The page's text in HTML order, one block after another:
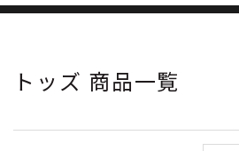
トッズ 商品一覧